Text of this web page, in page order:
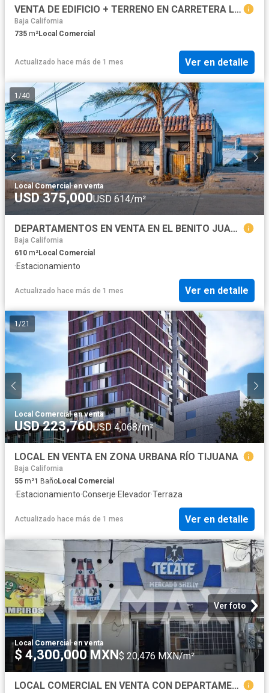
VENTA DE EDIFICIO + TERRENO EN CARRETERA LIBRE TIJUANA - ROSARITO
Baja California
735 m²Local Comercial
Actualizado hace más de 1 mes Ver en detalle
1 /40
Local Comercial·en venta
USD 375,000USD 614/m²
DEPARTAMENTOS EN VENTA EN EL BENITO JUAREZ, PLAYAS DE ROSARITO
Baja California
610 m²Local Comercial
·Estacionamiento
Actualizado hace más de 1 mes Ver en detalle
1/21
Local Comercial·en venta
USD 223,760USD 4,068/m²
LOCAL EN VENTA EN ZONA URBANA RÍO TIJUANA
Baja California
55 m²1 BañoLocal Comercial
·Estacionamiento·Conserje·Elevador·Terraza
Actualizado hace más de 1 mes Ver en detalle
Ver foto
Local Comercial ·en venta
$ 4,300,000 MXN$ 20,476 MXN/m²
LOCAL COMERCIAL EN VENTA CON DEPARTAMENTO EN PLANTA ALTA EN VILLAS DEL PALMAR